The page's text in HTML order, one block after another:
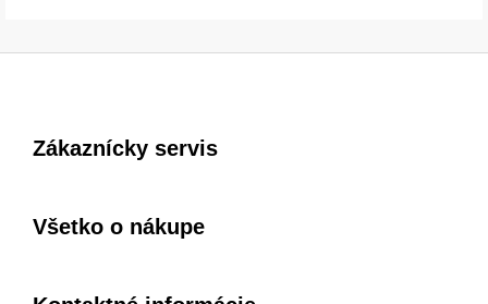
Zákaznícky servis
Všetko o nákupe